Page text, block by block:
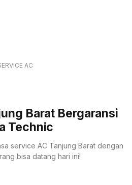
AC
Barat Bergaransi
Technic
service AC Tanjung Barat dengan
bisa datang hari ini!